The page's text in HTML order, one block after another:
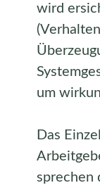
wird
um
Das
sprechen